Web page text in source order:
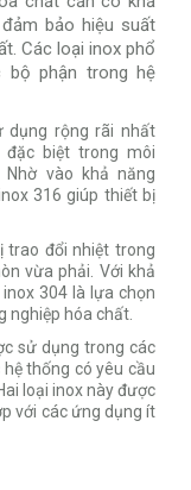
bảo hiệu suất
Các loại inox phổ
bộ phận trong hệ
dụng rộng rãi nhất
biệt trong môi
vào khả năng
316 giúp thiết bị
trao đổi nhiệt trong
vừa phải. Với khả
304 là lựa chọn
nghiệp hóa chất.
sử dụng trong các
thống có yêu cầu
loại inox này được
với các ứng dụng ít